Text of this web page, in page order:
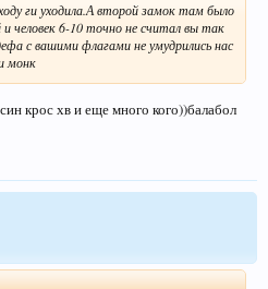
ги уходила.А второй замок там было
и человек 6-10 точно не считал вы так
с вашими флагами не умудрились нас
монк
крос хв и еще много кого))балабол